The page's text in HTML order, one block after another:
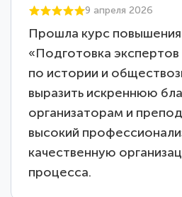
9 апреля 2026
Прошла курс
«Подготовка
по истории и
выразить искреннюю
организаторам и
высокий
качественную
процесса.